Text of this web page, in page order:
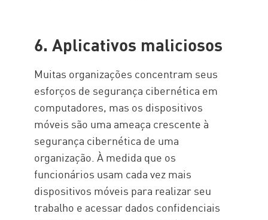
6. Aplicativos maliciosos
Muitas organizações concentram seus
esforços de segurança cibernética em
computadores, mas os dispositivos
móveis são uma ameaça crescente à
segurança cibernética de uma
organização. À medida que os
funcionários usam cada vez mais
dispositivos móveis para realizar seu
trabalho e acessar dados confidenciais